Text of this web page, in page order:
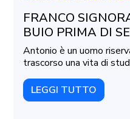
FRANCO
BUIO PRIMA DI
Antonio è un uomo
trascorso una vita di
LEGGI TUTTO